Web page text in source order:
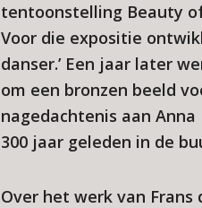
tentoonstelling Beauty
Voor die expositie
danser.’ Een jaar later
om een bronzen beeld
nagedachtenis aan
300 jaar geleden in de
Over het werk van